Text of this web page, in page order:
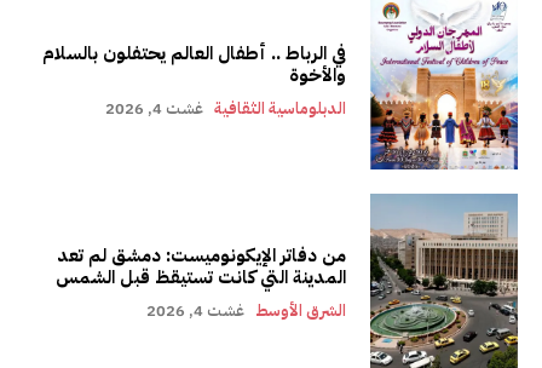
في الرباط .. أطفال العالم يحتفلون بالسلام
والأخوة
الدبلوماسية الثقافية غشت 4, 2026
من دفاتر الإيكونوميست: دمشق لم تعد
المدينة التي كانت تستيقظ قبل الشمس
الشرق الأوسط غشت 4, 2026